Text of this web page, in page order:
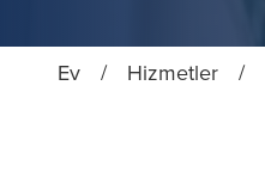
Ev / Hizmetler /